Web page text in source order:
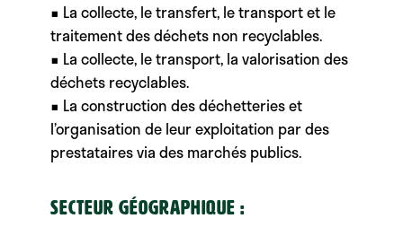
▪ La collecte, le transfert, le transport et le
traitement des déchets non recyclables.
▪ La collecte, le transport, la valorisation des
déchets recyclables.
▪ La construction des déchetteries et
l’organisation de leur exploitation par des
prestataires via des marchés publics.
Secteur géographique :